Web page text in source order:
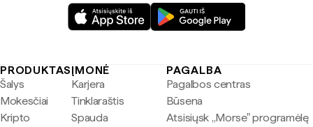
PRODUKTAS
Šalys
Mokesčiai
Kripto
ĮMONĖ
Karjera
Tinklaraštis
Spauda
PAGALBA
Pagalbos centras
Būsena
Atsisiųsk „Morse" programėlę